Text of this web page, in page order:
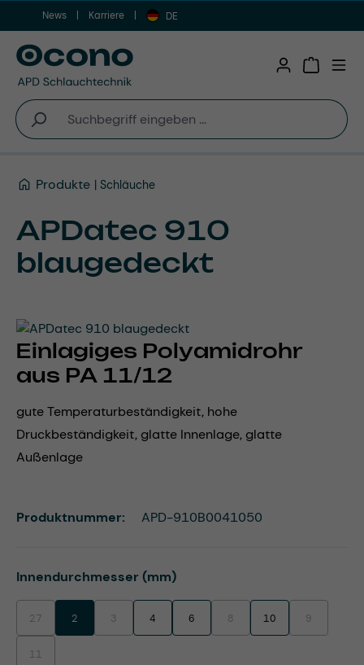
Zum Hauptinhalt springen
News Karriere DE
Produkte Schläuche
APDatec 910
blaugedeckt
Einlagiges Polyamidrohr
aus PA 11/12
gute Temperaturbeständigkeit, hohe
Druckbeständigkeit, glatte Innenlage, glatte
Außenlage
Innendurchmesser (mm)auswählen
27(Diese Option ist zurzeit nicht verfügbar.)
2 3(Diese Option ist zurzeit nicht verfügbar.)
4 6 8(Diese Option ist zurzeit nicht
10 9(Diese
11(Diese Option ist zurzeit nicht verfügbar.)
Produktnummer: APD-910B0041050